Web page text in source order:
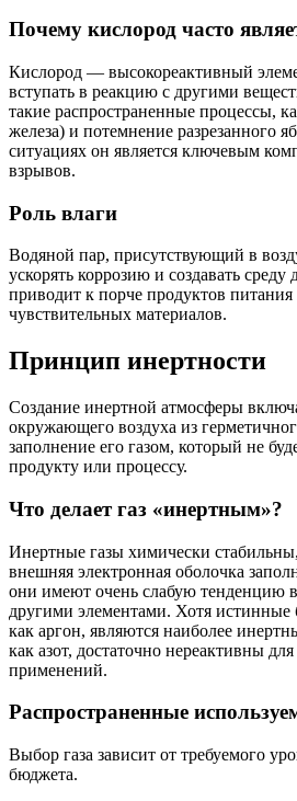
Почему кислород часто
Кислород — высокореактивный
вступать в реакцию с другими
такие распространенные процессы,
железа) и потемнение разрезанного
ситуациях он является ключевым
взрывов.
Роль влаги
Водяной пар, присутствующий в
ускорять коррозию и создавать среду
приводит к порче продуктов
чувствительных материалов.
Принцип инертности
Создание инертной атмосферы
окружающего воздуха из
заполнение его газом, который не
продукту или процессу.
Что делает газ «инертным»?
Инертные газы химически
внешняя электронная оболочка
они имеют очень слабую тенденцию
другими элементами. Хотя истинные
как аргон, являются наиболее
как азот, достаточно нереактивны
применений.
Распространенные
Выбор газа зависит от требуемого
бюджета.